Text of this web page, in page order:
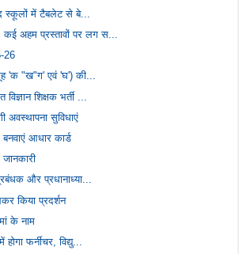
स्कूलों में टैबलेट से बे...
अहम प्रस्तावों पर लग स...
26
'क "ख"ग' एवं 'घ') की...
शिक्षक भर्ती ...
अवस्थापना सुविधाएं
आधार कार्ड
और प्रधानाध्या...
किया प्रदर्शन
के नाम
फर्नीचर, विद्यु...